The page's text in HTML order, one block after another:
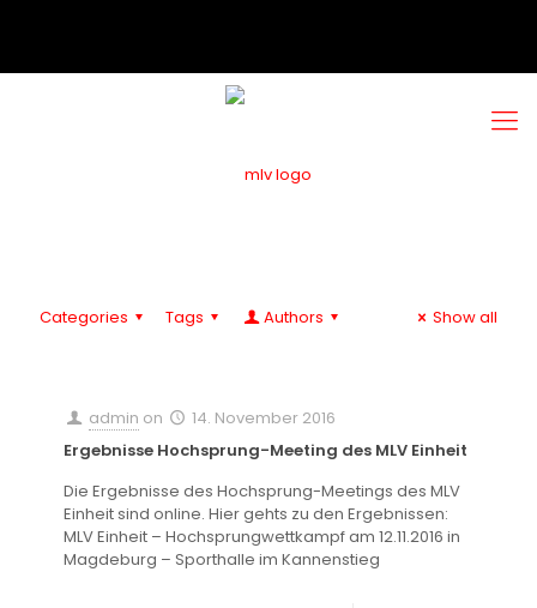
Categories Tags Authors Show all
admin on
14. November 2016
Ergebnisse Hochsprung-Meeting des MLV Einheit
Die Ergebnisse des Hochsprung-Meetings des MLV
Einheit sind online. Hier gehts zu den Ergebnissen:
MLV Einheit – Hochsprungwettkampf am 12.11.2016 in
Magdeburg – Sporthalle im Kannenstieg